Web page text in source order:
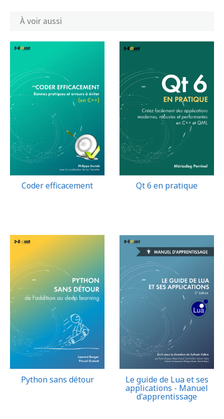
À voir aussi
Coder efficacement Qt 6 en pratique
Python sans détour Le guide de Lua et ses
applications - Manuel
d'apprentissage